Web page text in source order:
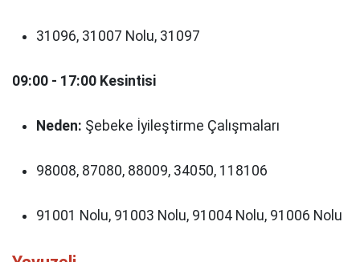
31096, 31007 Nolu, 31097
09:00 - 17:00 Kesintisi
Neden: Şebeke İyileştirme Çalışmaları
98008, 87080, 88009, 34050, 118106
91001 Nolu, 91003 Nolu, 91004 Nolu, 91006 Nolu